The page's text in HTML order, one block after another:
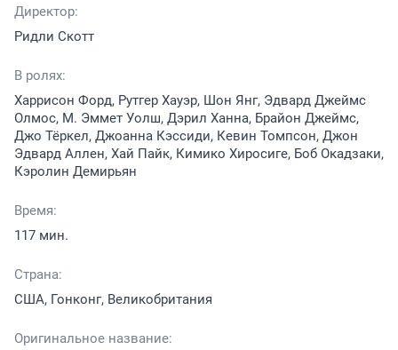
Директор:
Ридли Скотт
В ролях:
Харрисон Форд, Рутгер Хауэр, Шон Янг, Эдвард Джеймс
Олмос, М. Эммет Уолш, Дэрил Ханна, Брайон Джеймс,
Джо Тёркел, Джоанна Кэссиди, Кевин Томпсон, Джон
Эдвард Аллен, Хай Пайк, Кимико Хиросиге, Боб Окадзаки,
Кэролин Демирьян
Время:
117 мин.
Страна:
США, Гонконг, Великобритания
Оригинальное название: